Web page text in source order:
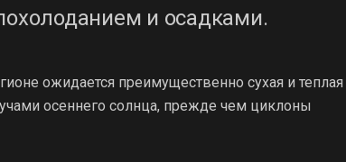
и осадками.
ожидается преимущественно сухая и теплая
осеннего солнца, прежде чем циклоны